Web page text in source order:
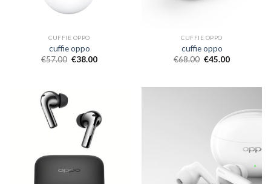
CUFFIE OPPO
cuffie oppo
€57.00 €38.00
CUFFIE OPPO
cuffie oppo
€68.00 €45.00